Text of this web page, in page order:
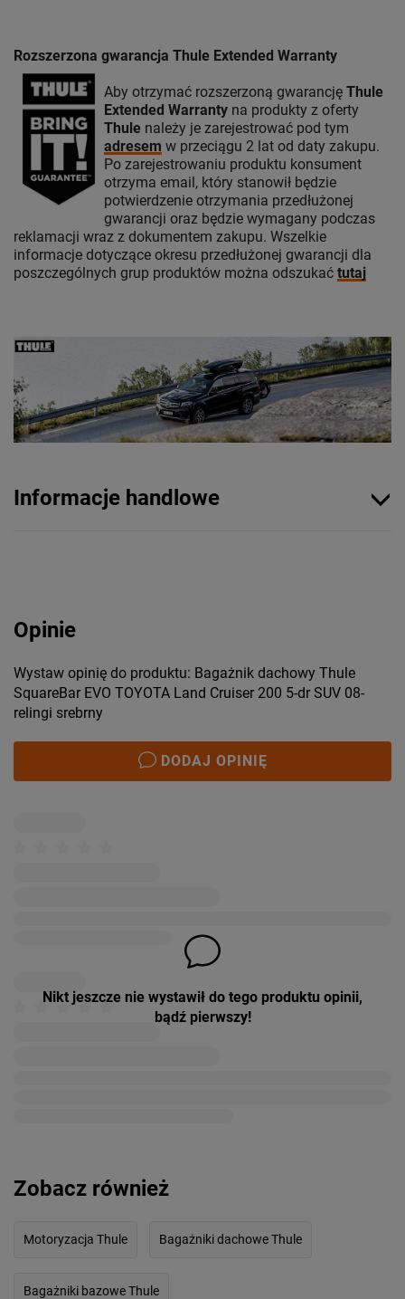
Rozszerzona gwarancja Thule Extended Warranty
Aby otrzymać rozszerzoną gwarancję Thule
Extended Warranty na produkty z oferty
Thule należy je zarejestrować pod tym
adresem w przeciągu 2 lat od daty zakupu.
Po zarejestrowaniu produktu konsument
otrzyma email, który stanowił będzie
potwierdzenie otrzymania przedłużonej
gwarancji oraz będzie wymagany podczas
reklamacji wraz z dokumentem zakupu. Wszelkie
informacje dotyczące okresu przedłużonej gwarancji dla
poszczególnych grup produktów można odszukać tutaj
Informacje handlowe
Opinie
Wystaw opinię do produktu: Bagażnik dachowy Thule
SquareBar EVO TOYOTA Land Cruiser 200 5-dr SUV 08-
relingi srebrny
DODAJ OPINIĘ
Nikt jeszcze nie wystawił do tego produktu opinii,
bądź pierwszy!
Zobacz również
Motoryzacja Thule Bagażniki dachowe Thule
Bagażniki bazowe Thule